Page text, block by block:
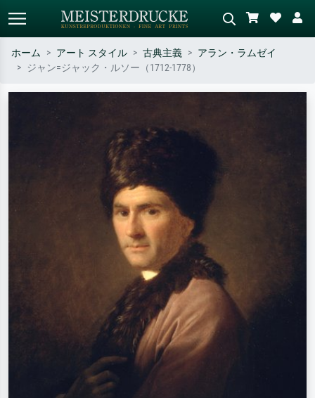
斎の波、ヌード。
油絵、木のそばの立ち姿のヌー
ホーム アート スタイル 古典主義
アラン・ラムゼイ
ジャン=ジャック・ルソー（1712-1778）